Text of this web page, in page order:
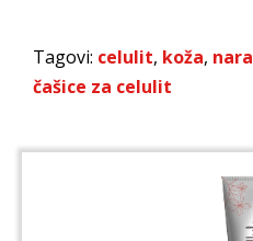
Tagovi: celulit, koža,
čašice za celulit